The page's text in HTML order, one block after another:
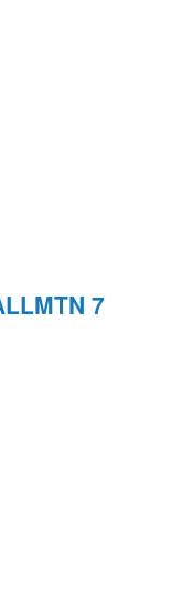
7